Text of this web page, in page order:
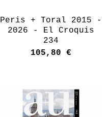
Peris + Toral 2015 -
2026 - El Croquis
234
105,80 €